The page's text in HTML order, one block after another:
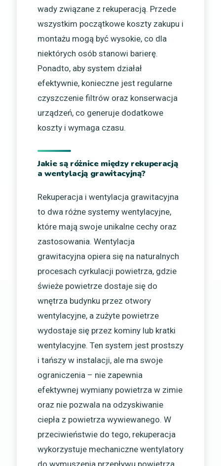
wady związane z rekuperacją. Przede
wszystkim początkowe koszty zakupu i
montażu mogą być wysokie, co dla
niektórych osób stanowi barierę.
Ponadto, aby system działał
efektywnie, konieczne jest regularne
czyszczenie filtrów oraz konserwacja
urządzeń, co generuje dodatkowe
koszty i wymaga czasu.
Jakie są różnice między rekuperacją
a wentylacją grawitacyjną?
Rekuperacja i wentylacja grawitacyjna
to dwa różne systemy wentylacyjne,
które mają swoje unikalne cechy oraz
zastosowania. Wentylacja
grawitacyjna opiera się na naturalnych
procesach cyrkulacji powietrza, gdzie
świeże powietrze dostaje się do
wnętrza budynku przez otwory
wentylacyjne, a zużyte powietrze
wydostaje się przez kominy lub kratki
wentylacyjne. Ten system jest prostszy
i tańszy w instalacji, ale ma swoje
ograniczenia – nie zapewnia
efektywnej wymiany powietrza w zimie
oraz nie pozwala na odzyskiwanie
ciepła z powietrza wywiewanego. W
przeciwieństwie do tego, rekuperacja
wykorzystuje mechaniczne wentylatory
do wymuszenia przepływu powietrza